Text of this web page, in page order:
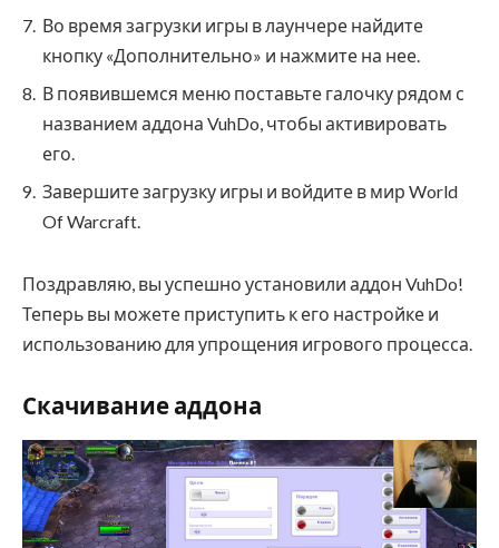
Во время загрузки игры в лаунчере найдите
кнопку «Дополнительно» и нажмите на нее.
В появившемся меню поставьте галочку рядом с
названием аддона VuhDo, чтобы активировать
его.
Завершите загрузку игры и войдите в мир World
Of Warcraft.
Поздравляю, вы успешно установили аддон VuhDo!
Теперь вы можете приступить к его настройке и
использованию для упрощения игрового процесса.
Скачивание аддона